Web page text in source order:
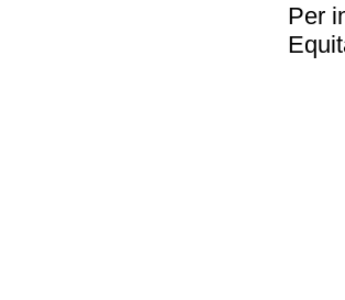
Per